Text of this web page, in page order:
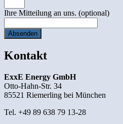
Ihre Mitteilung an uns. (optional)
Absenden
Kontakt
ExxE Energy GmbH
Otto-Hahn-Str. 34
85521 Riemerling bei München
Tel. +49 89 638 79 13-28